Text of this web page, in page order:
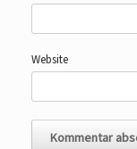
Website